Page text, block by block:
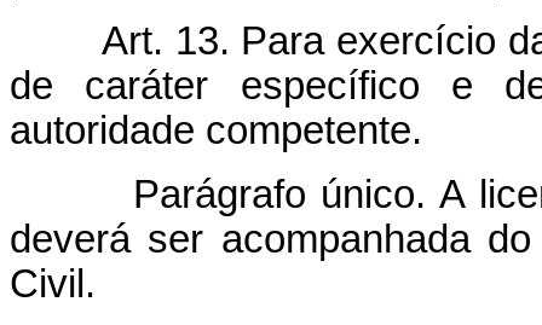
Art. 13. Para exercício
de caráter específico e
autoridade competente.
Parágrafo único. A
deverá ser acompanhada
Civil.